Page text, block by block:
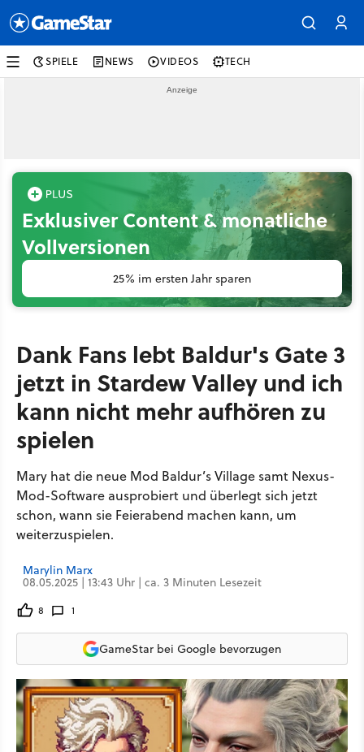
SPIELE NEWS VIDEOS TECH
Exklusiver Content & monatliche
Vollversionen
25% im ersten Jahr sparen
Dank Fans lebt Baldur's Gate 3
jetzt in Stardew Valley und ich
kann nicht mehr aufhören zu
spielen
Mary hat die neue Mod Baldur’s Village samt Nexus-
Mod-Software ausprobiert und überlegt sich jetzt
schon, wann sie Feierabend machen kann, um
weiterzuspielen.
Marylin Marx
08.05.2025 | 13:43 Uhr | ca. 3 Minuten Lesezeit
8 1
GameStar bei Google bevorzugen